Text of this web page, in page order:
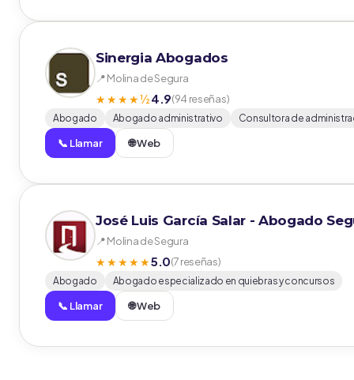
Sinergia Abogados
📍 Molina de Segura
★★★★½4.9(94 reseñas)
Abogado Abogado administrativo Consultora de
📞 Llamar 🌐 Web
José Luis García Salar - Abogado
📍 Molina de Segura
★★★★★5.0(7 reseñas)
Abogado Abogado especializado en quiebras y concursos
📞 Llamar 🌐 Web